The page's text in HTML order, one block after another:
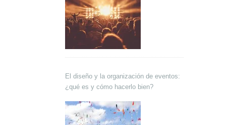
El diseño y la organización de eventos:
¿qué es y cómo hacerlo bien?